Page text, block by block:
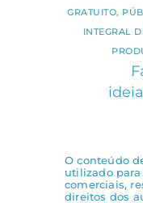
GRATUITO,
INTEGRAL
O conteúdo
utilizado
comerciais,
direitos dos